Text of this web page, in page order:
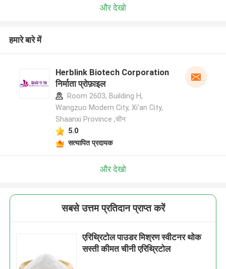
और देखो
हमारे बारे में
Herblink Biotech Corporation
निर्माता प्रोफ़ाइल
Room 2603, Building H,
Wangzuo Modern City, Xi'an City,
Shaanxi Province ,चीन
5.0
सत्यापित प्रदायक
और देखो
सबसे उत्तम प्रतिदान प्राप्त करें
एरिथ्रिटोल पाउडर मिश्रण स्वीटनर थोक
सस्ती कीमत चीनी एरिथ्रिटोल